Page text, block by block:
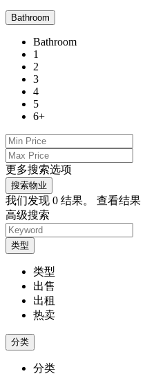
Bathroom
Bathroom
1
2
3
4
5
6+
更多搜索选项
搜索物业
我们发现 0 结果。 查看结果
高级搜索
类型
类型
出售
出租
热卖
分类
分类